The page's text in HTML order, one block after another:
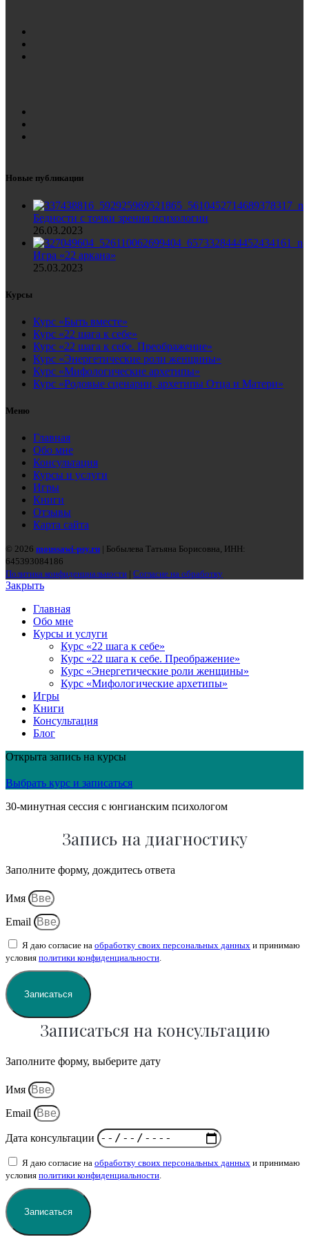
Новые публикации
Бедности с точки зрения психологии
26.03.2023
Игра «22 аркана»
25.03.2023
Курсы
Курс «Быть вместе»
Курс «22 шага к себе»
Курс «22 шага к себе. Преображение»
Курс «Энергетические роли женщины»
Курс «Мифологические архетипы»
Курс «Родовые сценарии, архетипы Отца и Матери»
Меню
Главная
Обо мне
Консультация
Курсы и услуги
Игры
Книги
Отзывы
Карта сайта
© 2026 moussawi-psy.ru | Бобылева Татьяна Борисовна, ИНН:
645393084186
Политика конфиденциальности | Согласие на обработку
Закрыть
Главная
Обо мне
Курсы и услуги
Курс «22 шага к себе»
Курс «22 шага к себе. Преображение»
Курс «Энергетические роли женщины»
Курс «Мифологические архетипы»
Игры
Книги
Консультация
Блог
Открыта запись на курсы
Выбрать курс и записаться
30-минутная сессия с юнгианским психологом
Запись на диагностику
Заполните форму, дождитесь ответа
Имя
Email
Я даю согласие на обработку своих персональных данных и принимаю
условия политики конфиденциальности.
Записаться
Записаться на консультацию
Заполните форму, выберите дату
Имя
Email
Дата консультации
Я даю согласие на обработку своих персональных данных и принимаю
условия политики конфиденциальности
Записаться